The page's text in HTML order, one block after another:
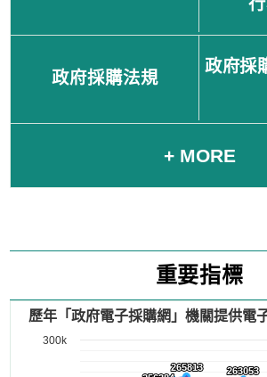
政府採購法規
政府採
+ MORE
重要指標
歷年「政府電子採購網」機關提供電
265813
265813 263053
263053
300k